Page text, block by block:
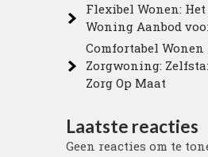
Flexibel Wonen:
Woning Aanbod
Comfortabel Wonen
Zorgwoning:
Zorg Op Maat
Laatste reacties
Geen reacties om te